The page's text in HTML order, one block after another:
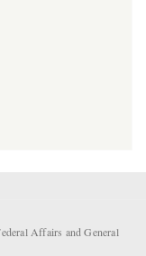
Affairs and General